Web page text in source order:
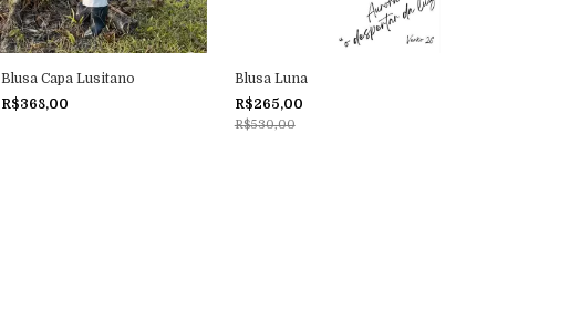
Blusa Capa Lusitano
R$368,00
Blusa Luna
R$265,00
R$530,00